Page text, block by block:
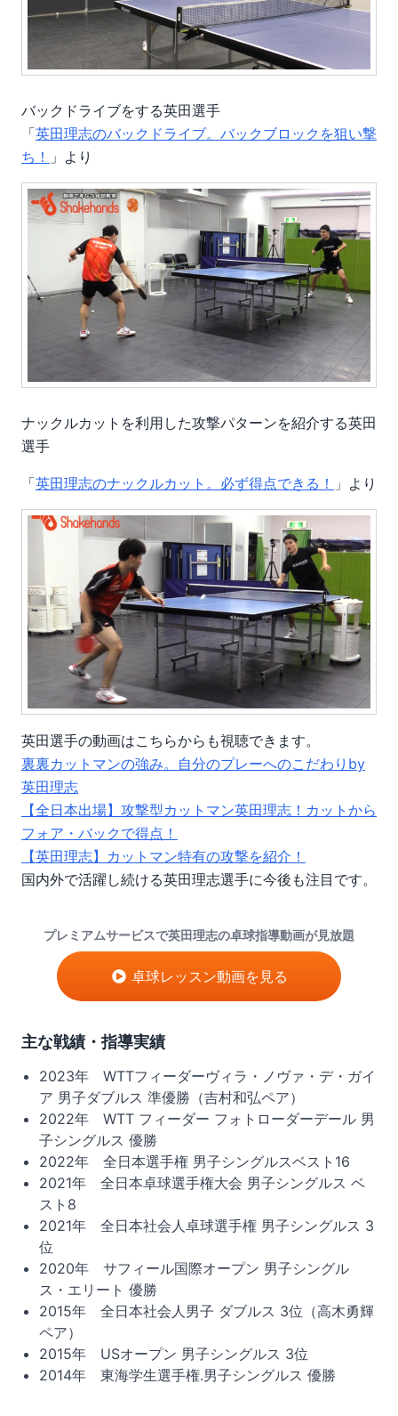
バックドライブをする英田選手
「英田理志のバックドライブ。バックブロックを狙い撃
ち！ 」より
ナックルカットを利用した攻撃パターンを紹介する英田
選手
「英田理志のナックルカット。必ず得点できる！ 」より
英田選手の動画はこちらからも視聴できます。
裏裏カットマンの強み。自分のプレーへのこだわりby
英田理志
【全日本出場】攻撃型カットマン英田理志！カットから
フォア・バックで得点！
【英田理志】カットマン特有の攻撃を紹介！
国内外で活躍し続ける英田理志選手に今後も注目です。
プレミアムサービスで英田理志の卓球指導動画が見放題
卓球レッスン動画を見る
主な戦績・指導実績
2023年 WTTフィーダーヴィラ・ノヴァ・デ・ガイ
ア 男子ダブルス 準優勝（吉村和弘ペア）
2022年 WTT フィーダー フォトローダーデール 男
子シングルス 優勝
2022年 全日本選手権 男子シングルスベスト16
2021年 全日本卓球選手権大会 男子シングルス ベ
スト8
2021年 全日本社会人卓球選手権 男子シングルス 3
位
2020年 サフィール国際オープン 男子シングル
ス・エリート 優勝
2015年 全日本社会人男子 ダブルス 3位（高木勇輝
ペア）
2015年 USオープン 男子シングルス 3位
2014年 東海学生選手権.男子シングルス 優勝